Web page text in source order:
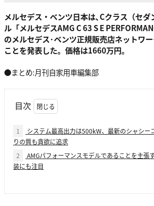
メルセデス・ベンツ日本は､Cクラス（セ
ル「メルセデスAMG C 63 S E
のメルセデス･ベンツ正規販売店ネットワ
ことを発表した。価格は1660万円。
●まとめ:月刊自家用車編集部
目次
1
システム最高出力は500kW、最新のシャシー
りの質も貪欲に追求
2
AMGパフォーマンスモデルであることを主張
装にも注目